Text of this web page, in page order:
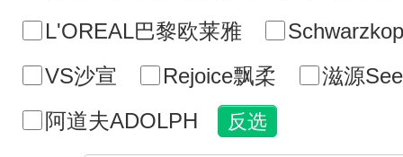
L'OREAL巴黎欧莱雅
VS沙宣
Rejoice飘柔
滋源
阿道夫ADOLPH